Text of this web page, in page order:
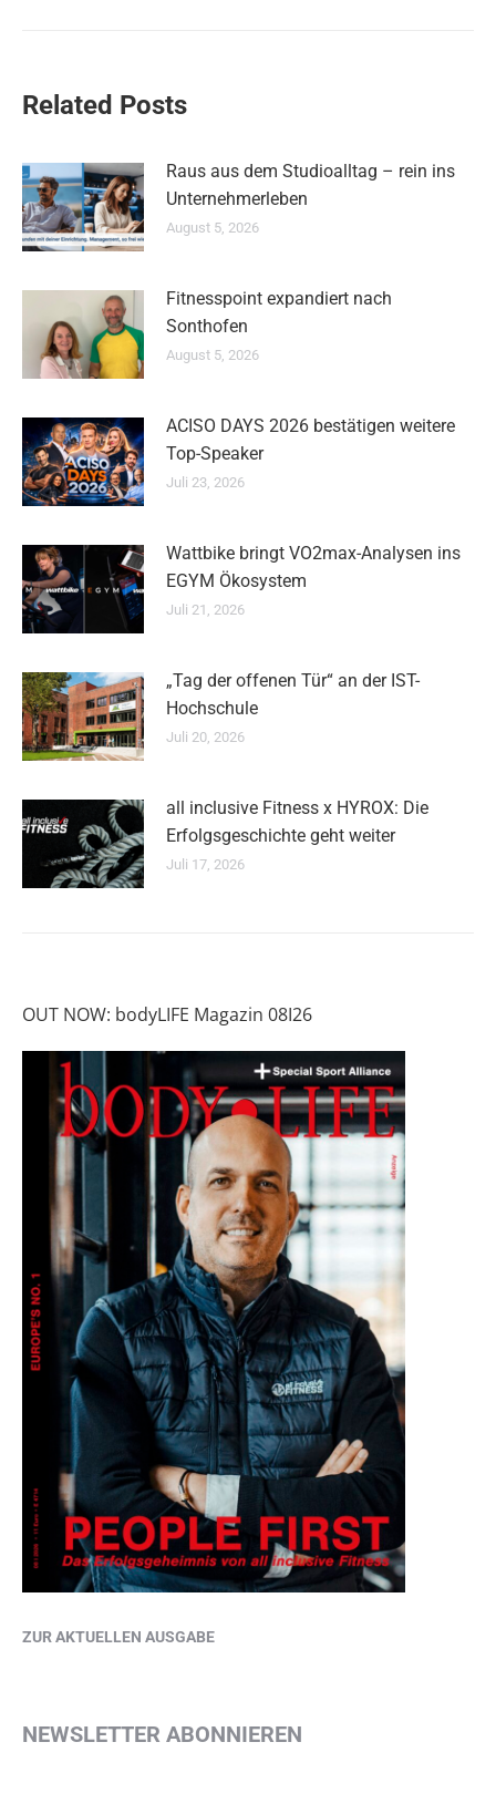
Related Posts
Raus aus dem Studioalltag – rein ins
Unternehmerleben
August 5, 2026
Fitnesspoint expandiert nach
Sonthofen
August 5, 2026
ACISO DAYS 2026 bestätigen weitere
Top-Speaker
Juli 23, 2026
Wattbike bringt VO2max-Analysen ins
EGYM Ökosystem
Juli 21, 2026
„Tag der offenen Tür“ an der IST-
Hochschule
Juli 20, 2026
all inclusive Fitness x HYROX: Die
Erfolgsgeschichte geht weiter
Juli 17, 2026
OUT NOW: bodyLIFE Magazin 08I26
ZUR AKTUELLEN AUSGABE
NEWSLETTER ABONNIEREN